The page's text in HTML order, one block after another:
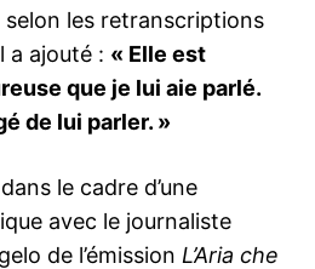
selon les retranscriptions
a ajouté : « Elle est
que je lui aie parlé.
de lui parler. »
le cadre d’une
avec le journaliste
de l’émission L’Aria che